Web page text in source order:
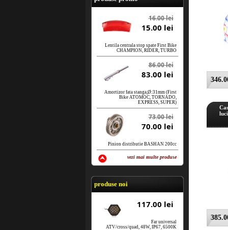
16.00 lei
15.00 lei
Lentila centrala stop spate First Bike
CHAMPION, RIDER, TURBO
86.00 lei
83.00 lei
Amortizor fata stanga,Ø:31mm (First
Bike ATOMOC, TORNADO,
EXPRESS, SUPER)
73.00 lei
70.00 lei
Pinion distributie BASHAN 200cc
vezi mai multe produse
vezi produse
produse noi
117.00 lei
Far universal
ATV/cross/quad, 48W, IP67, 6500K